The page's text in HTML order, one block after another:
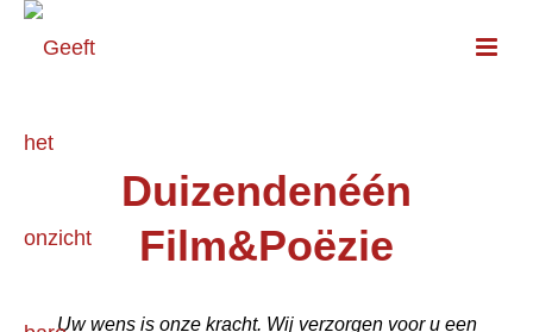
Duizendenéén
Film&Poëzie
Uw wens is onze kracht. Wij verzorgen voor u een